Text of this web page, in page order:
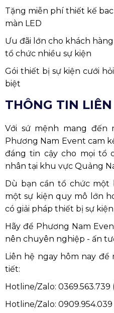
Tặng miễn phí thiết kế
màn LED
Ưu đãi lớn cho khách
tổ chức nhiều sự kiện
Gói thiết bị sự kiện cưới
biệt
THÔNG TIN LIÊN
Với sứ mệnh mang đến
Phương Nam Event cam
đáng tin cậy cho mọi tổ
nhân tại khu vực Quảng
Dù bạn cần tổ chức một
một sự kiện quy mô lớn
có giải pháp thiết bị sự
Hãy để Phương Nam
nên chuyên nghiệp - ấn
Liên hệ ngay hôm nay để
tiết:
Hotline/Zalo: 0369.563.739
Hotline/Zalo: